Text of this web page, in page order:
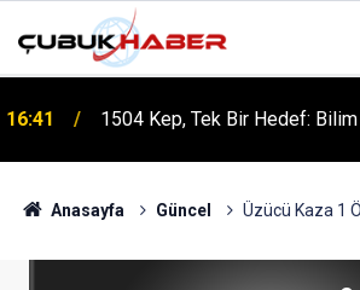
16:41 1504 Kep, Tek Bir Hedef:
Anasayfa Güncel Üzücü Kaza 1